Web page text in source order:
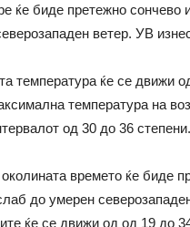
ќе биде претежно сончево
ветер. УВ
температура ќе се движи
температура на
од 30 до 36 степени.
времето ќе биде
до умерен
ќе се движи од од 19 до